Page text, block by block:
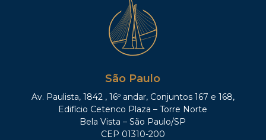
São Paulo
Av. Paulista, 1842 , 16º andar, Conjuntos 167 e 168,
Edifício Cetenco Plaza – Torre Norte
Bela Vista – São Paulo/SP
CEP 01310-200